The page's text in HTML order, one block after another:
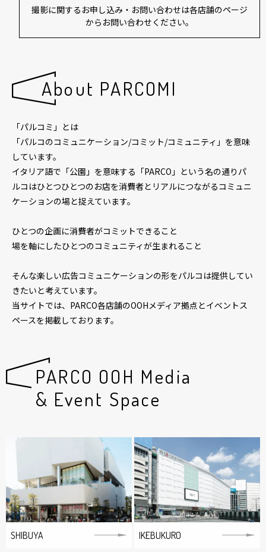
撮影に関するお申し込み・お問い合わせは各店舗のページ
からお問い合わせください。
About PARCOMI
「パルコミ」とは
「パルコのコミュニケーション/コミット/コミュニティ」を意味
しています。
イタリア語で「公園」を意味する「PARCO」という名の通り パ
ルコはひとつひとつのお店を消費者とリアルにつながるコミュニ
ケーションの場と捉えています。
ひとつの企画に消費者がコミットできること
場を軸にしたひとつのコミュニティが生まれること
そんな楽しい広告コミュニケーションの形をパルコは提供してい
きたいと考えています。
当サイトでは、PARCO各店舗のOOHメディア拠点とイベントス
ペースを掲載しております。
PARCO OOH Media
& Event Space
SHIBUYA IKEBUKURO